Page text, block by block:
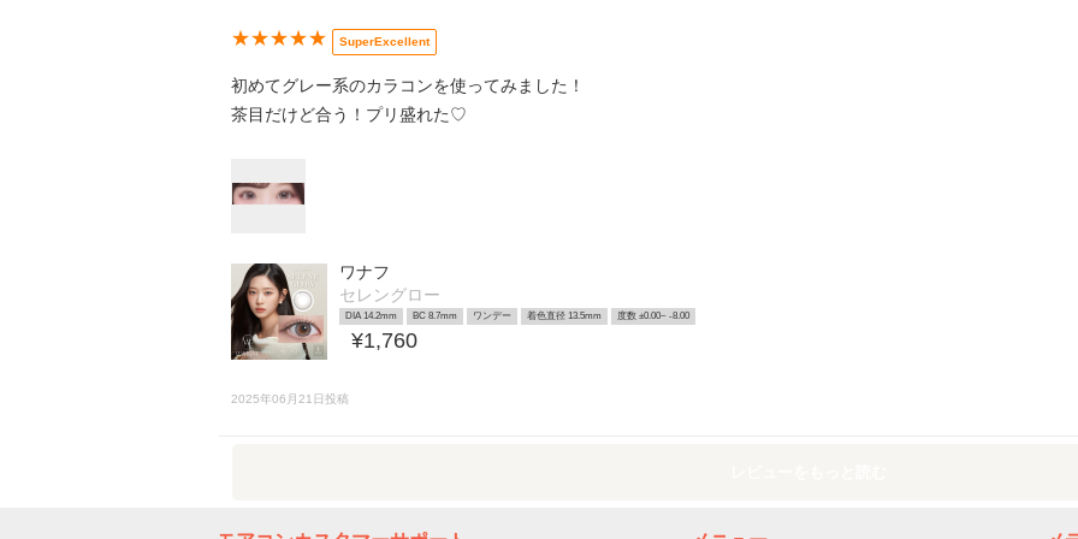
★★★★★ SuperExcellent
初めてグレー系のカラコンを使ってみました！
茶目だけど合う！プリ盛れた♡
ワナフ
セレングロー
DIA 14.2mm BC 8.7mm ワンデー 着色直径 13.5mm 度数 ±0.00~ -8.00
¥1,760
2025年06月21日投稿